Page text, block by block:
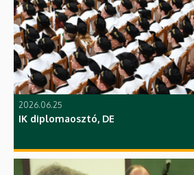
2026.06.25
IK diplomaosztó, DE